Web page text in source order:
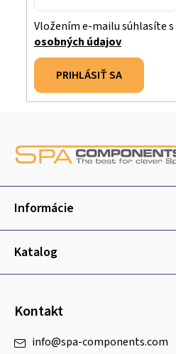
Vložením e-mailu súhlasíte s
osobných údajov
PRIHLÁSIŤ SA
ä
i
Informácie
Katalog
Kontakt
info@spa-components.com